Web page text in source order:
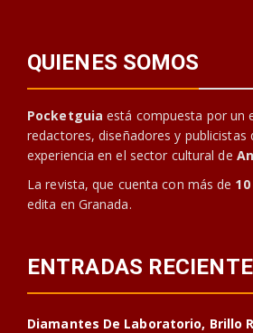
QUIENES SOMOS
Pocketguia está compuesta por un
redactores, diseñadores y publicistas
experiencia en el sector cultural de
La revista, que cuenta con más de
edita en Granada.
ENTRADAS
Diamantes De Laboratorio, Brillo